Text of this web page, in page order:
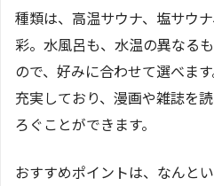
種類は、高温サウナ、塩サウ
彩。水風呂も、水温の異なる
ので、好みに合わせて選べま
充実しており、漫画や雑誌を
ろぐことができます。
おすすめポイントは、なんと